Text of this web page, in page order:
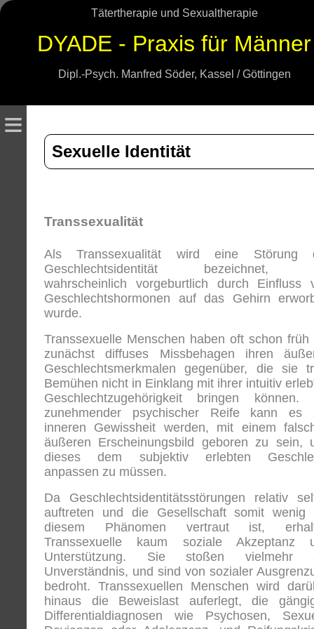
Tätertherapie und Sexualtherapie
DYADE - Praxis für Männer
Dipl.-Psych. Manfred Söder, Kassel / Göttingen
≡
Sexuelle Identität
Transsexualität
Als Transsexualität wird eine Störung
Geschlechtsidentität bezeichnet,
wahrscheinlich vorgeburtlich durch Einfluss
Geschlechtshormonen auf das Gehirn
wurde.
Transsexuelle Menschen haben oft schon früh
zunächst diffuses Missbehagen ihren
Geschlechtsmerkmalen gegenüber, die sie
Bemühen nicht in Einklang mit ihrer intuitiv
Geschlechtzugehörigkeit bringen können.
zunehmender psychischer Reife kann es
inneren Gewissheit werden, mit einem
äußeren Erscheinungsbild geboren zu sein,
dieses dem subjektiv erlebten
anpassen zu müssen.
Da Geschlechtsidentitätsstörungen relativ
auftreten und die Gesellschaft somit wenig
diesem Phänomen vertraut ist,
Transsexuelle kaum soziale Akzeptanz
Unterstützung. Sie stoßen vielmehr
Unverständnis, und sind von sozialer
bedroht. Transsexuellen Menschen wird
hinaus die Beweislast auferlegt, die
Differentialdiagnosen wie Psychosen,